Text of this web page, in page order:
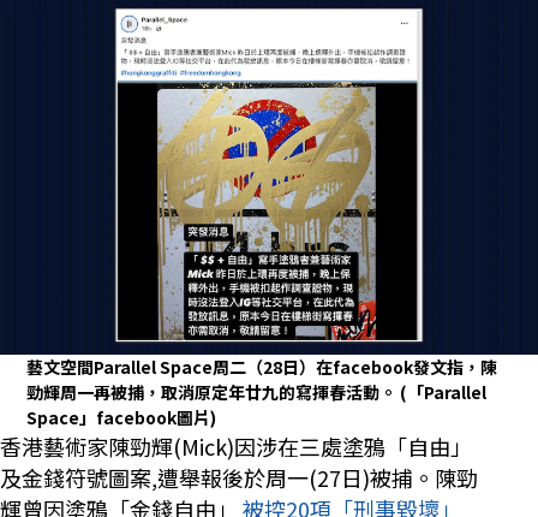
藝文空間Parallel Space周二（28日）在facebook發文指，陳
勁輝周一再被捕，取消原定年廿九的寫揮春活動。 (「Parallel
Space」facebook圖片)
香港藝術家陳勁輝(Mick)因涉在三處塗鴉「自由」
及金錢符號圖案,遭舉報後於周一(27日)被捕。陳勁
輝曾因塗鴉「金錢自由」 被控20項「刑事毀壞」